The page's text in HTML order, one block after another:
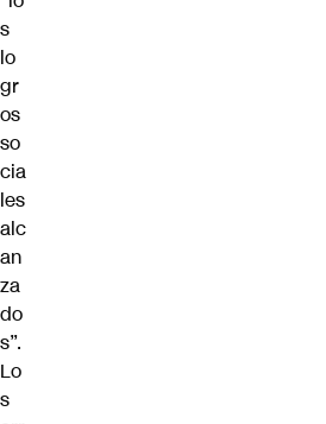
s
lo
gr
os
so
cia
les
alc
an
za
do
s”.
Lo
s